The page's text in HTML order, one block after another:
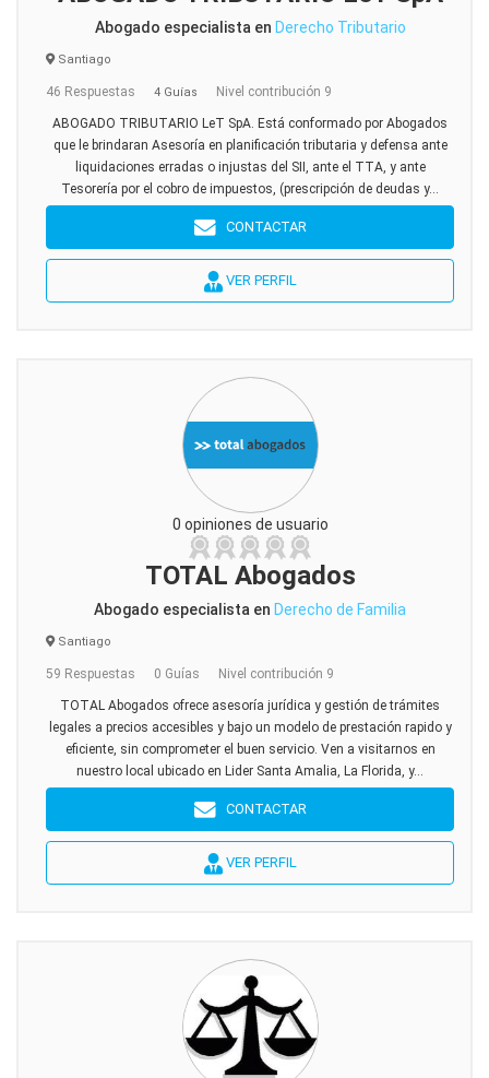
Abogado especialista en Derecho Tributario
Santiago
46 Respuestas 4 Guías Nivel contribución 9
ABOGADO TRIBUTARIO LeT SpA. Está conformado por Abogados
que le brindaran Asesoría en planificación tributaria y defensa ante
liquidaciones erradas o injustas del SII, ante el TTA, y ante
Tesorería por el cobro de impuestos, (prescripción de deudas y...
CONTACTAR
VER PERFIL
0 opiniones de usuario
TOTAL Abogados
Abogado especialista en Derecho de Familia
Santiago
59 Respuestas 0 Guías Nivel contribución 9
TOTAL Abogados ofrece asesoría jurídica y gestión de trámites
legales a precios accesibles y bajo un modelo de prestación rapido y
eficiente, sin comprometer el buen servicio. Ven a visitarnos en
nuestro local ubicado en Lider Santa Amalia, La Florida, y...
CONTACTAR
VER PERFIL